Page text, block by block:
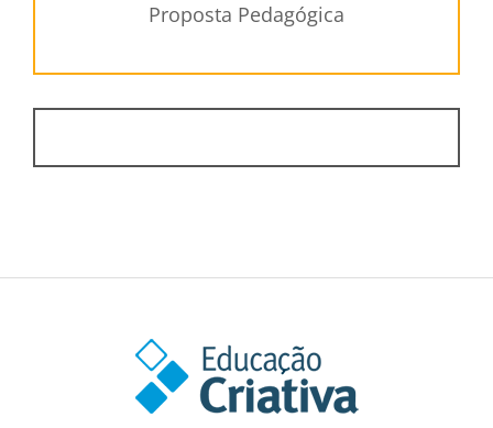
Proposta Pedagógica